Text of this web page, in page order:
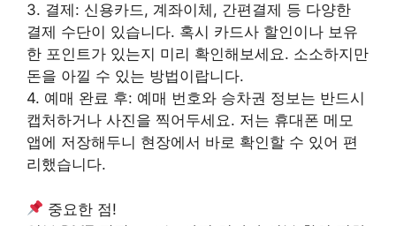
3. 결제: 신용카드, 계좌이체, 간편결제 등 다양한
결제 수단이 있습니다. 혹시 카드사 할인이나 보유
한 포인트가 있는지 미리 확인해보세요. 소소하지만
돈을 아낄 수 있는 방법이랍니다.
4. 예매 완료 후: 예매 번호와 승차권 정보는 반드시
캡처하거나 사진을 찍어두세요. 저는 휴대폰 메모
앱에 저장해두니 현장에서 바로 확인할 수 있어 편
리했습니다.
중요한 점!